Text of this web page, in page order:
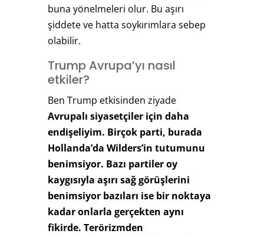
buna yönelmeleri olur. Bu aşırı
şiddete ve hatta soykırımlara sebep
olabilir.
Trump Avrupa’yı nasıl
etkiler?
Ben Trump etkisinden ziyade
Avrupalı siyasetçiler için daha
endişeliyim. Birçok parti, burada
Hollanda’da Wilders’in tutumunu
benimsiyor. Bazı partiler oy
kaygısıyla aşırı sağ görüşlerini
benimsiyor bazıları ise bir noktaya
kadar onlarla gerçekten aynı
fikirde. Terörizmden